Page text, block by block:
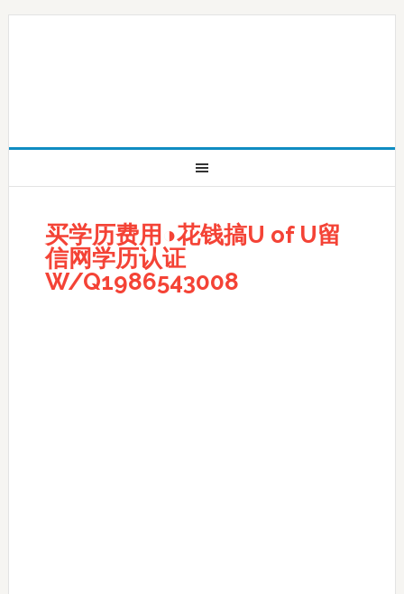
买学历费用◑花钱搞U of U留
信网学历认证
W/Q1986543008